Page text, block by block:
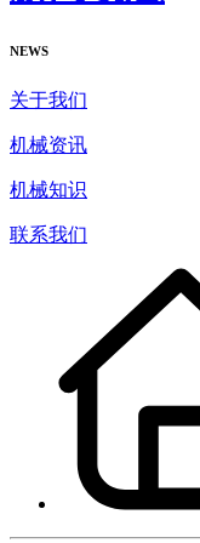
NEWS
关于我们
机械资讯
机械知识
联系我们